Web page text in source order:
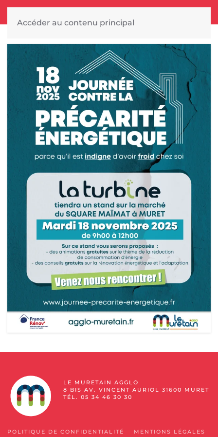
Accéder au contenu principal
LE MURETAIN AGGLO
8 BIS AV. VINCENT AURIOL 31600 MURET
TÉL. 05 34 46 30 30
POLITIQUE DE CONFIDENTIALITÉ
MENTIONS LÉGALES